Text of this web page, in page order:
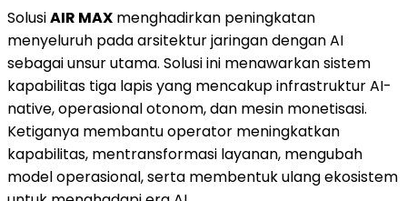
SolusiAIR MAX menghadirkan peningkatan
menyeluruh pada arsitektur jaringan dengan AI
sebagai unsur utama. Solusi ini menawarkan sistem
kapabilitas tiga lapis yang mencakup infrastruktur AI-
native, operasional otonom, dan mesin monetisasi.
Ketiganya membantu operator meningkatkan
kapabilitas, mentransformasi layanan, mengubah
model operasional, serta membentuk ulang ekosistem